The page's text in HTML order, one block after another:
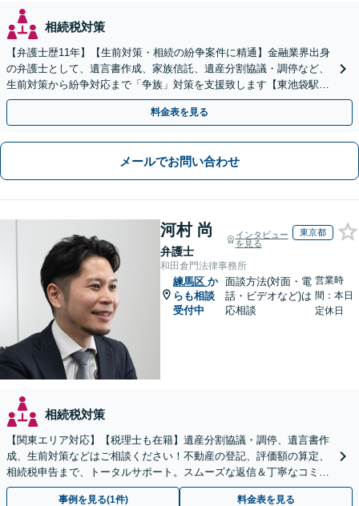
相続税対策
【弁護士歴11年】【生前対策・相続の紛争案件に精通】金融業界出身
の弁護士として、遺言書作成、家族信託、遺産分割協議・調停など、
生前対策から紛争対応まで「争族」対策を支援致します【東池袋駅2
分】【初回面談無料】
料金表を見る
メールでお問い合わせ
河村 尚
弁護士
インタビュー
を見る
東京都
和田倉門法律事務所
練馬区 か
らも相談
受付中
面談方法(対面・電
話・ビデオなど)は
応相談
営業時
間：本日
定休日
相続税対策
【関東エリア対応】【税理士も在籍】遺産分割協議・調停、遺言書作
成、生前対策などはご相談ください！不動産の登記、評価額の算定、
相続税申告まで、トータルサポート。スムーズな返信＆丁寧なコミュ
ニケーション◎お気軽にご相談ください。
事例を見る(1件) 料金表を見る